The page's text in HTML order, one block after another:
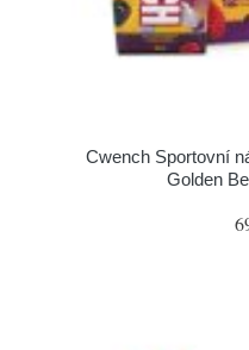
Cwench Sportovní
Golden